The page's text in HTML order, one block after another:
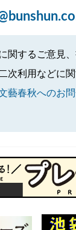
関するご意見
次利用などに
文藝春秋へのお問